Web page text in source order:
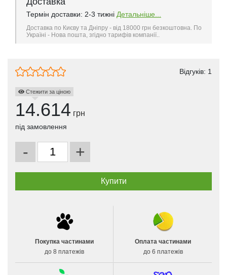
Термін доставки: 2-3 тижні Детальніше...
Доставка по Києву та Дніпру - від 18000 грн безкоштовна. По
Україні - Нова пошта, згідно тарифів компанії..
Відгуків: 1
Стежити за ціною
14.614 грн
під замовлення
- +
Покупка частинами
до 8 платежів
Оплата частинами
до 6 платежів